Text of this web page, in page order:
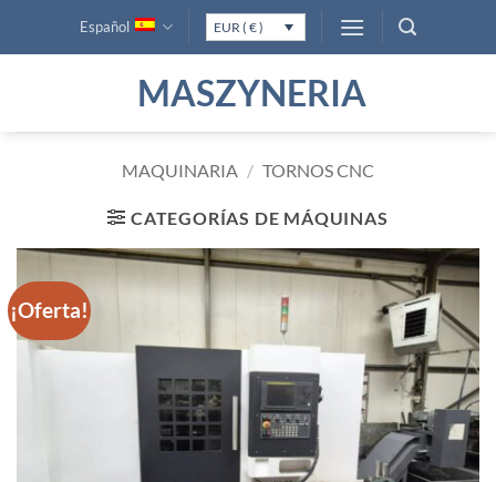
Español EUR ( € )
MASZYNERIA
MAQUINARIA / TORNOS CNC
CATEGORÍAS DE MÁQUINAS
¡Oferta!